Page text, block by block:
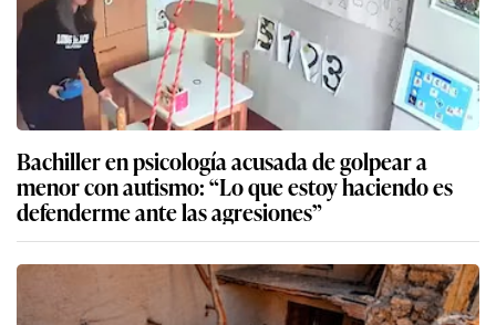
Bachiller en psicología acusada de golpear a
menor con autismo: “Lo que estoy haciendo es
defenderme ante las agresiones”